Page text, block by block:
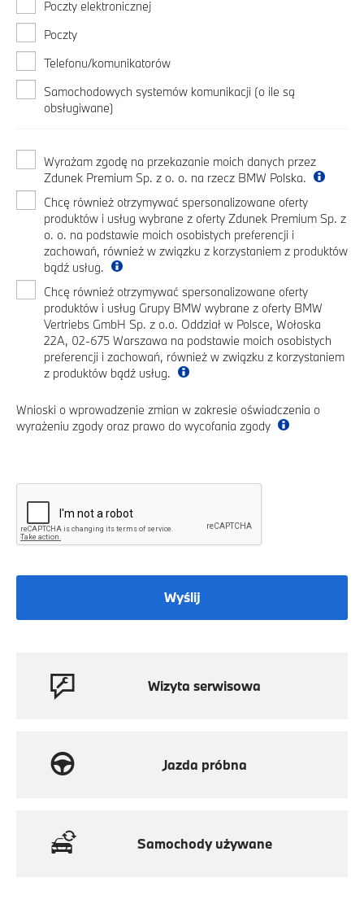
Poczty elektronicznej
Poczty
Telefonu/komunikatorów
Samochodowych systemów komunikacji (o ile są
obsługiwane)
Wyrażam zgodę na przekazanie moich danych przez
Zdunek Premium Sp. z o. o. na rzecz BMW Polska.
Chcę również otrzymywać spersonalizowane oferty
produktów i usług wybrane z oferty Zdunek Premium Sp. z
o. o. na podstawie moich osobistych preferencji i
zachowań, również w związku z korzystaniem z produktów
bądź usług.
Chcę również otrzymywać spersonalizowane oferty
produktów i usług Grupy BMW wybrane z oferty BMW
Vertriebs GmbH Sp. z o.o. Oddział w Polsce, Wołoska
22A, 02-675 Warszawa na podstawie moich osobistych
preferencji i zachowań, również w związku z korzystaniem
z produktów bądź usług.
Wnioski o wprowadzenie zmian w zakresie oświadczenia o
wyrażeniu zgody oraz prawo do wycofania zgody
Wyślij
Wizyta serwisowa
Jazda próbna
Samochody używane